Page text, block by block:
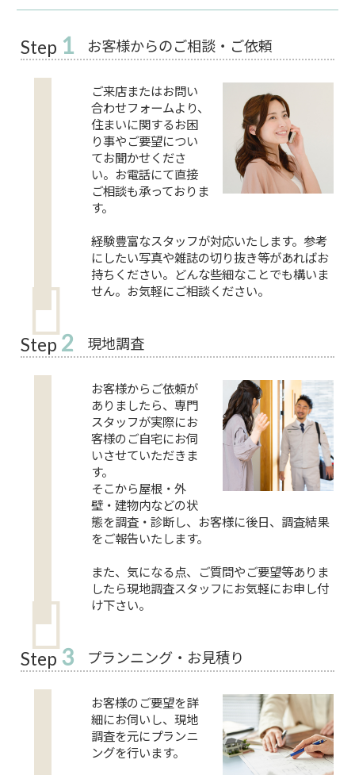
Step 1 お客様からのご相談・ご依頼
ご来店またはお問い
合わせフォームより、
住まいに関するお困
り事やご要望につい
てお聞かせくださ
い。お電話にて直接
ご相談も承っておりま
す。
経験豊富なスタッフが対応いたします。参考
にしたい写真や雑誌の切り抜き等があればお
持ちください。どんな些細なことでも構いま
せん。お気軽にご相談ください。
Step 2 現地調査
お客様からご依頼が
ありましたら、専門
スタッフが実際にお
客様のご自宅にお伺
いさせていただきま
す。
そこから屋根・外
壁・建物内などの状
態を調査・診断し、お客様に後日、調査結果
をご報告いたします。
また、気になる点、ご質問やご要望等ありま
したら現地調査スタッフにお気軽にお申し付
け下さい。
Step 3 プランニング・お見積り
お客様のご要望を詳
細にお伺いし、現地
調査を元にプランニ
ングを行います。